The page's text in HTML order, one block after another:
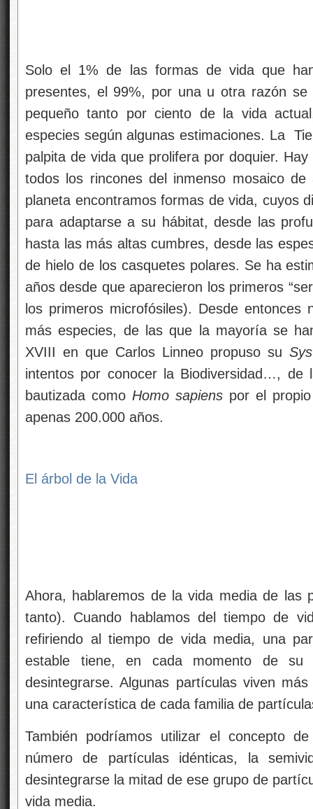
Solo el 1% de las formas de vida que
presentes, el 99%, por una u otra razón se
pequeño tanto por ciento de la vida
especies según algunas estimaciones. La
palpita de vida que prolifera por doquier.
todos los rincones del inmenso mosaico
planeta encontramos formas de vida, cuyos
para adaptarse a su hábitat, desde las
hasta las más altas cumbres, desde las
de hielo de los casquetes polares. Se ha
años desde que aparecieron los primeros
los primeros microfósiles). Desde
más especies, de las que la mayoría se
XVIII en que Carlos Linneo propuso su
intentos por conocer la Biodiversidad…, de
bautizada como Homo sapiens por el
apenas 200.000 años.
El árbol de la Vida
Ahora, hablaremos de la vida media de las
tanto). Cuando hablamos del tiempo de
refiriendo al tiempo de vida media, una
estable tiene, en cada momento de su
desintegrarse. Algunas partículas viven
una característica de cada familia de
También podríamos utilizar el concepto
número de partículas idénticas, la
desintegrarse la mitad de ese grupo de
vida media.